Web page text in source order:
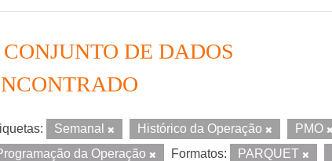
CONJUNTO DE DADOS
Semanal Histórico da Operação PMO
da Operação
Formatos: PARQUET